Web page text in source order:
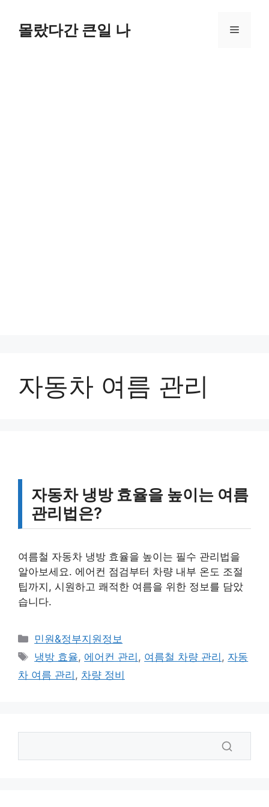
몰랐다간 큰일 나 메
자동차 여름 관리
자동차 냉방 효율을 높이는 여름
관리법은?
여름철 자동차 냉방 효율을 높이는 필수 관리법을
알아보세요. 에어컨 점검부터 차량 내부 온도 조절
팁까지, 시원하고 쾌적한 여름을 위한 정보를 담았
습니다.
카
테
리
민원&정부지원정보
태
그
냉방 효율, 에어컨 관리 , 여름철 차량 관리 , 자동
차 여름 관리 , 차량 정비